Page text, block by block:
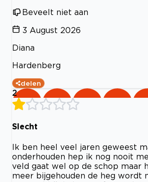
Beveelt niet aan
3 August 2026
Diana
Hardenberg
delen
2
Slecht
Ik ben heel veel jaren geweest
onderhouden hep ik nog nooit
veld gaat wel op de schop maar
meer bijgehouden de heg wordt